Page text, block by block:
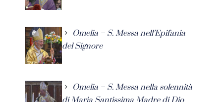
Omelia – S. Messa nell’Epifania
del Signore
Omelia – S. Messa nella solennità
di Maria Santissima Madre di Dio